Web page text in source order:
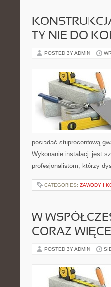
TY NIE DO
POSTED BY ADMIN
posiadać stuprocentową
Wykonanie instalacji jest
profesjonalistom, którzy
CATEGORIES: ZAWODY I
W
CORAZ
POSTED BY ADMIN